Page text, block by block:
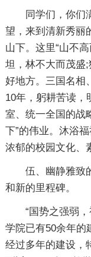
同学们，你们
望，来到清新秀丽
山下。这里“山不
坦，林不大而茂盛
好地方。三国名相
10年，躬耕苦读，
室、统一全国的战
下”的伟业。沐浴
浓郁的校园文化、
伍、幽静雅致
和新的里程碑。
“国势之强弱
学院已有50余年的
经过多年的建设，